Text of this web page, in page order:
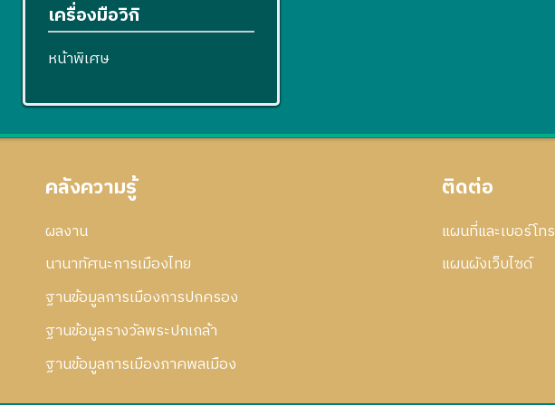
เครื่องมือวิกิ
หน้าพิเศษ
คลังความรู้
ผลงาน
นานาทัศนะการเมืองไทย
ฐานข้อมูลการเมืองการปกครอง
ฐานข้อมูลรางวัลพระปกเกล้า
ฐานข้อมูลการเมืองภาคพลเมือง
ติดต่อ
แผนที่และเบอร์โทร
แผนผังเว็บไซด์